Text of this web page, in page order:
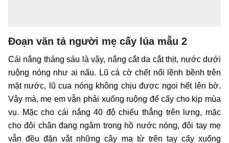
Đoạn văn tả người mẹ cấy lúa mẫu 2
Cái nắng tháng sáu là vậy, nắng cắt da cắt thịt, nước dưới
ruộng nóng như ai nấu. Lũ cá cờ chết nổi lềnh bềnh trên
mặt nước, lũ cua nóng không chịu được ngoi hết lên bờ.
Vậy mà, mẹ em vẫn phải xuống ruộng để cấy cho kịp mùa
vụ. Mặc cho cái nắng 40 độ chiếu thẳng trên lưng, mặc
cho đôi chân đang ngâm trong hồ nước nóng, đôi tay mẹ
vẫn đều đặn vắt những cây mạ từ trên tay cấy xuống